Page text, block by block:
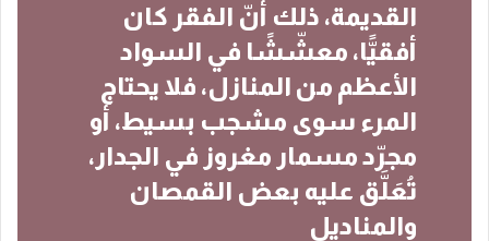
القديمة، ذلك أنّ الفقر كان
أفقيًّا، معشّشًا في السواد
الأعظم من المنازل، فلا يحتاج
المرء سوى مشجب بسيط، أو
مجرّد مسمار مغروز في الجدار،
تُعَلَّق عليه بعض القمصان
والمناديل